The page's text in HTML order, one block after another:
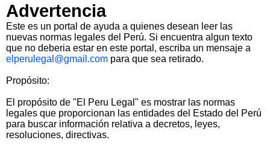
Advertencia
Este es un portal de ayuda a quienes desean leer las
nuevas normas legales del Perú. Si encuentra algun texto
que no deberia estar en este portal, escriba un mensaje a
elperulegal@gmail.com para que sea retirado.
Propósito:
El propósito de "El Peru Legal" es mostrar las normas
legales que proporcionan las entidades del Estado del Perú
para buscar información relativa a decretos, leyes,
resoluciones, directivas.